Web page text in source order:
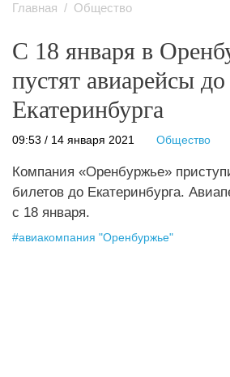
Главная Общество
С 18 января в
пустят авиарейсы до
Екатеринбурга
09:53 / 14 января 2021 Общество
Компания «Оренбуржье»
билетов до Екатеринбурга.
с 18 января.
#авиакомпания "Оренбуржье"